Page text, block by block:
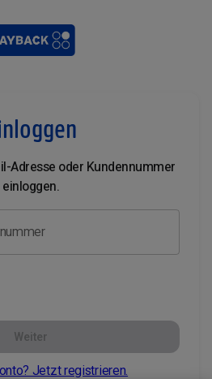
Adresse oder Kundennummer
einloggen.
Weiter
Jetzt registrieren.